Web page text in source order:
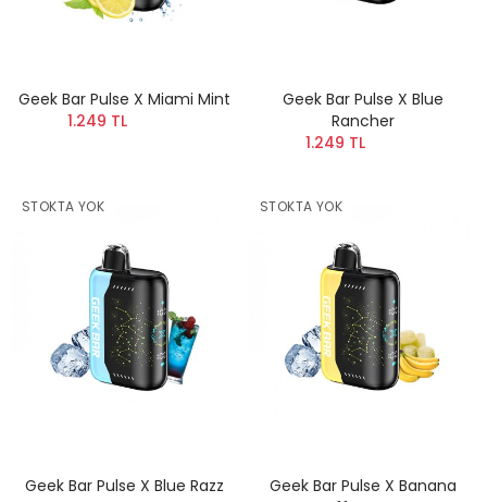
Geek Bar Pulse X Miami Mint
1.249 TL
Geek Bar Pulse X Blue
Rancher
1.249 TL
STOKTA YOK
Geek Bar Pulse X Blue Razz
STOKTA YOK
Geek Bar Pulse X Banana